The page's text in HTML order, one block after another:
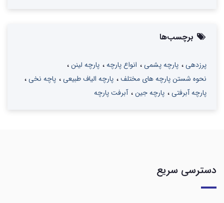
برچسب‌ها
پرزدهی پارچه پشمی انواع پارچه
پارچه لینن
نحوه شستن پارچه های مختلف
پارچه الیاف طبیعی
پاچه نخی
پارچه آبرفتی
پارچه جین آبرفت پارچه
دسترسی سریع